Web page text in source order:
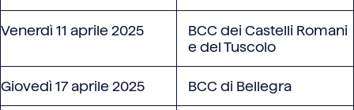
Venerdì 11 aprile 2025
BCC dei Castelli Romani
e del Tuscolo
Giovedì 17 aprile 2025 BCC di Bellegra